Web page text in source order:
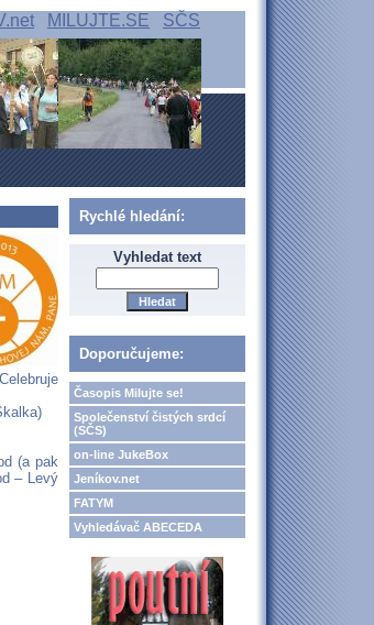
MILUJTE.SE SČS
(a pak
– Levý
Rychlé hledání:
Vyhledat text
Doporučujeme:
Časopis Milujte se!
Společenství čistých srdcí
(SČS)
on-line JukeBox
Jeníkov.net
FATYM
Vyhledávač ABECEDA